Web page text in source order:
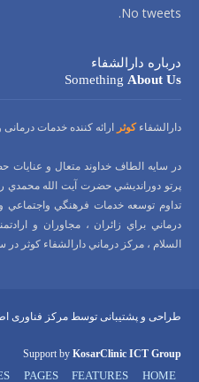
No tweets.
درباره دارالشفاء
Something About Us
دارالشفاءکوثر ارائه کننده خدمات
در سايه الطاف خداوند متعال و عنايات
پرتو دورانديشي حضرت آيت الله
تداوم توسعه خدمات فرهنگي واجتماعي
درماني براي زائران ، مجاوران و
السلام ، مركز درماني دارالشفاء كوثر در سال 1383 در جوار حرم مطهر
طراحی و پشتیبانی توسط مرکز فناوری
Support by KosarClinic ICT Group
HOME
FEATURES
PAGES